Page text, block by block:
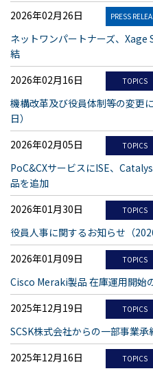
2026年02月26日
PRESS
ネットワンパートナーズ、
結
2026年02月16日
TOPICS
機構改革及び役員体制等の変更
日）
2026年02月05日
TOPICS
PoC&CXサービスにISE、
品を追加
2026年01月30日
TOPICS
役員人事に関するお知らせ（
2026年01月09日
TOPICS
Cisco Meraki製品 在庫運用開始
2025年12月19日
TOPICS
SCSK株式会社からの一部事業
2025年12月16日
TOPICS